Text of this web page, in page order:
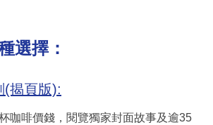
選擇：
(揭頁版):
咖啡價錢，閱覽獨家封面故事及逾35